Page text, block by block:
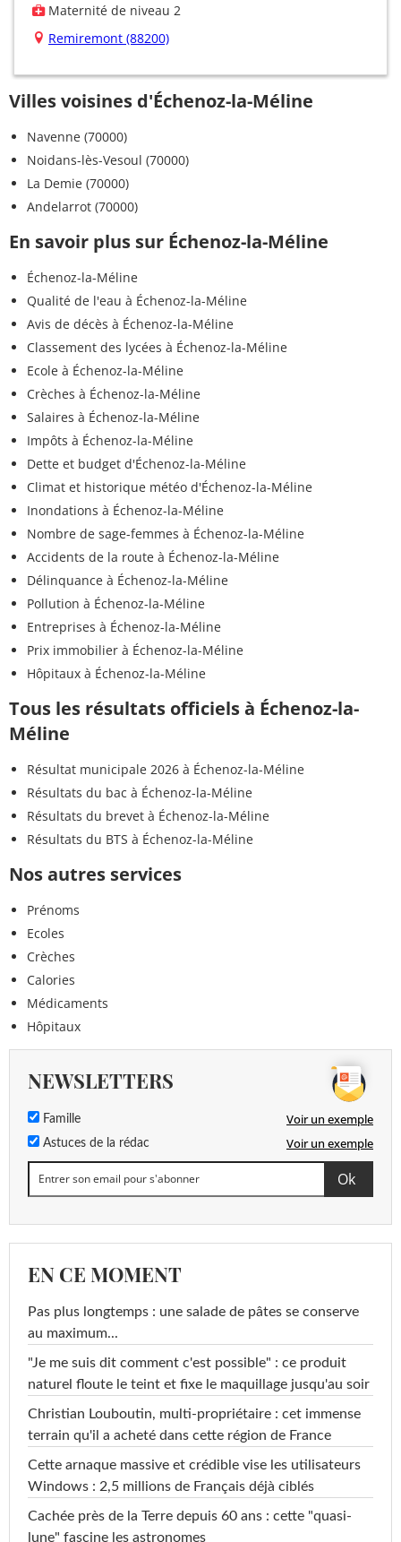
Maternité de niveau 2
Remiremont (88200)
Villes voisines d'Échenoz-la-Méline
Navenne (70000)
Noidans-lès-Vesoul (70000)
La Demie (70000)
Andelarrot (70000)
En savoir plus sur Échenoz-la-Méline
Échenoz-la-Méline
Qualité de l'eau à Échenoz-la-Méline
Avis de décès à Échenoz-la-Méline
Classement des lycées à Échenoz-la-Méline
Ecole à Échenoz-la-Méline
Crèches à Échenoz-la-Méline
Salaires à Échenoz-la-Méline
Impôts à Échenoz-la-Méline
Dette et budget d'Échenoz-la-Méline
Climat et historique météo d'Échenoz-la-Méline
Inondations à Échenoz-la-Méline
Nombre de sage-femmes à Échenoz-la-Méline
Accidents de la route à Échenoz-la-Méline
Délinquance à Échenoz-la-Méline
Pollution à Échenoz-la-Méline
Entreprises à Échenoz-la-Méline
Prix immobilier à Échenoz-la-Méline
Hôpitaux à Échenoz-la-Méline
Tous les résultats officiels à Échenoz-la-
Méline
Résultat municipale 2026 à Échenoz-la-Méline
Résultats du bac à Échenoz-la-Méline
Résultats du brevet à Échenoz-la-Méline
Résultats du BTS à Échenoz-la-Méline
Nos autres services
Prénoms
Ecoles
Crèches
Calories
Médicaments
Hôpitaux
NEWSLETTERS
Famille Voir un exemple
Astuces de la rédac Voir un exemple
EN CE MOMENT
Pas plus longtemps : une salade de pâtes se conserve
au maximum...
"Je me suis dit comment c'est possible" : ce produit
naturel floute le teint et fixe le maquillage jusqu'au soir
Christian Louboutin, multi-propriétaire : cet immense
terrain qu'il a acheté dans cette région de France
Cette arnaque massive et crédible vise les utilisateurs
Windows : 2,5 millions de Français déjà ciblés
Cachée près de la Terre depuis 60 ans : cette "quasi-
lune" fascine les astronomes